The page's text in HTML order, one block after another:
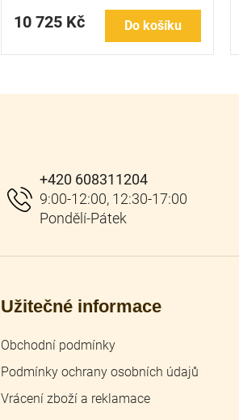
10 725 Kč Do košíku
+420 608311204
Užitečné informace
Obchodní podmínky
Podmínky ochrany osobních údajů
Vrácení zboží a reklamace